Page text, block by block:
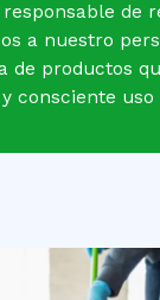
de
a nuestro
de productos
consciente uso